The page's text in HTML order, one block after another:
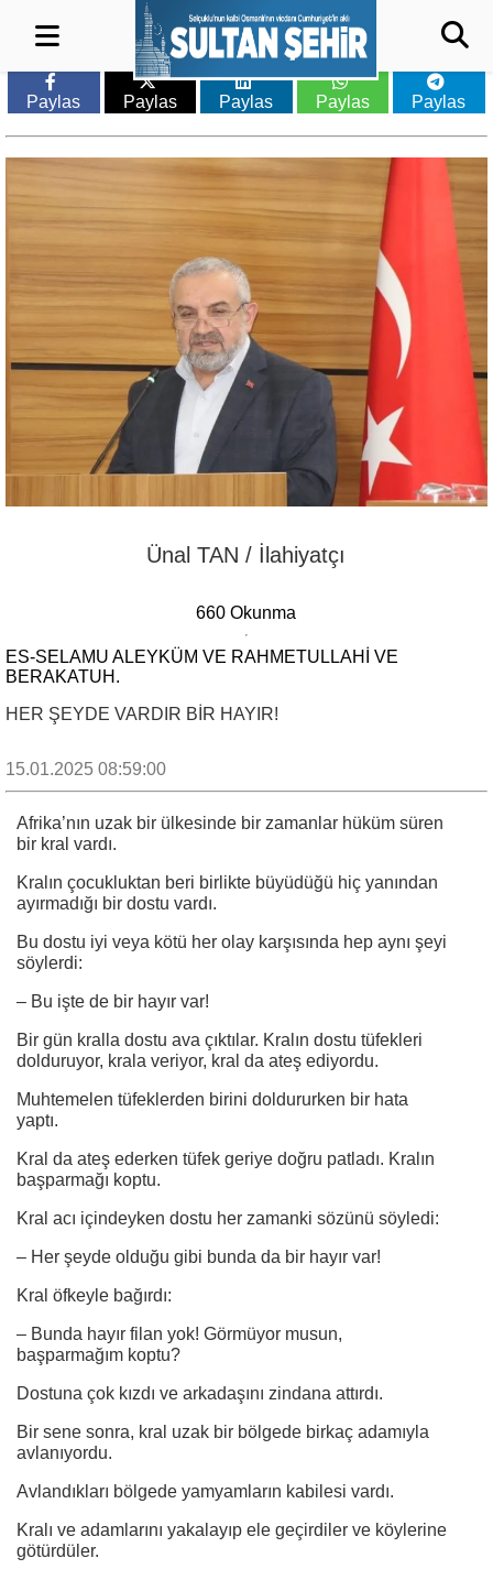
Paylas Paylas Paylas Paylas Paylas
Ünal TAN / İlahiyatçı
660 Okunma
ES-SELAMU ALEYKÜM VE RAHMETULLAHI VE
BERAKATUH.
HER ŞEYDE VARDIR BİR HAYIR!
15.01.2025 08:59:00
Afrika’nın uzak bir ülkesinde bir zamanlar hüküm süren
bir kral vardı.
Kralın çocukluktan beri birlikte büyüdüğü hiç yanından
ayırmadığı bir dostu vardı.
Bu dostu iyi veya kötü her olay karşısında hep aynı şeyi
söylerdi:
– Bu işte de bir hayır var!
Bir gün kralla dostu ava çıktılar. Kralın dostu tüfekleri
dolduruyor, krala veriyor, kral da ateş ediyordu.
Muhtemelen tüfeklerden birini doldururken bir hata
yaptı.
Kral da ateş ederken tüfek geriye doğru patladı. Kralın
başparmağı koptu.
Kral acı içindeyken dostu her zamanki sözünü söyledi:
– Her şeyde olduğu gibi bunda da bir hayır var!
Kral öfkeyle bağırdı:
– Bunda hayır filan yok! Görmüyor musun,
başparmağım koptu?
Dostuna çok kızdı ve arkadaşını zindana attırdı.
Bir sene sonra, kral uzak bir bölgede birkaç adamıyla
avlanıyordu.
Avlandıkları bölgede yamyamların kabilesi vardı.
Kralı ve adamlarını yakalayıp ele geçirdiler ve köylerine
götürdüler.